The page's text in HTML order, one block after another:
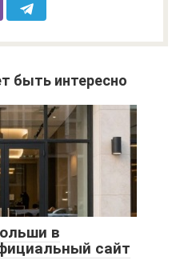
быть интересно
в
сайт